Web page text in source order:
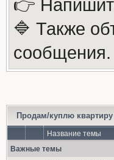
👉
🔷 Также
сообщения.
Продам/куплю квартиру
Название темы
Важные темы